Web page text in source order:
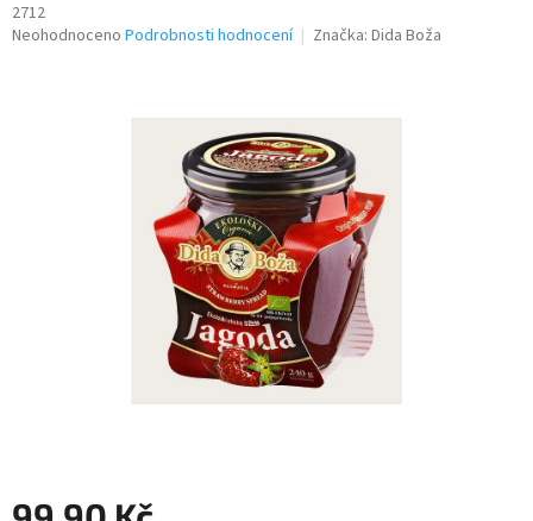
2712
Průměrné
Neohodnoceno Podrobnosti hodnocení Značka: Dida Boža